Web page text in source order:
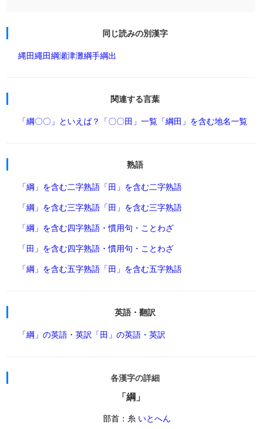
同じ読みの別漢字
縄田繩田綱瀬津灘綱手綱出
関連する言葉
「綱〇〇」といえば？ 「〇〇田」一覧 「綱田」を含む地名一覧
熟語
「綱」を含む二字熟語 「田」を含む二字熟語
「綱」を含む三字熟語 「田」を含む三字熟語
「綱」を含む四字熟語・慣用句・ことわざ
「田」を含む四字熟語・慣用句・ことわざ
「綱」を含む五字熟語 「田」を含む五字熟語
英語・翻訳
「綱」の英語・英訳 「田」の英語・英訳
各漢字の詳細
「綱」
部首：糸 いとへん